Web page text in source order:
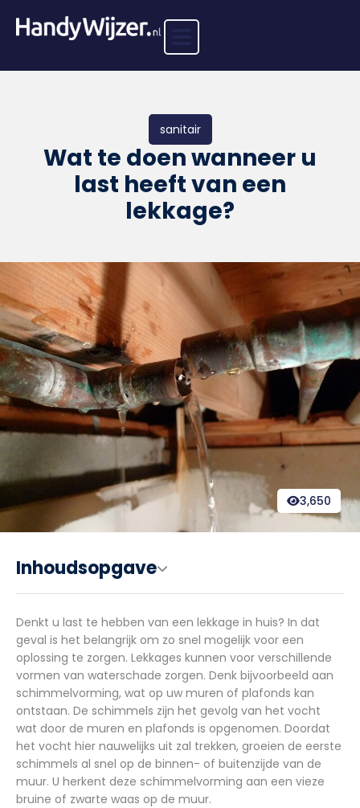
3,650
sanitair
Wat te doen wanneer u
last heeft van een
lekkage?
Inhoudsopgave
Denkt u last te hebben van een lekkage in huis? In dat
geval is het belangrijk om zo snel mogelijk voor een
oplossing te zorgen. Lekkages kunnen voor verschillende
vormen van waterschade zorgen. Denk bijvoorbeeld aan
schimmelvorming, wat op uw muren of plafonds kan
ontstaan. De schimmels zijn het gevolg van het vocht
wat door de muren en plafonds is opgenomen. Doordat
het vocht hier nauwelijks uit zal trekken, groeien de eerste
schimmels al snel op de binnen- of buitenzijde van de
muur. U herkent deze schimmelvorming aan een vieze
bruine of zwarte waas op de muur.